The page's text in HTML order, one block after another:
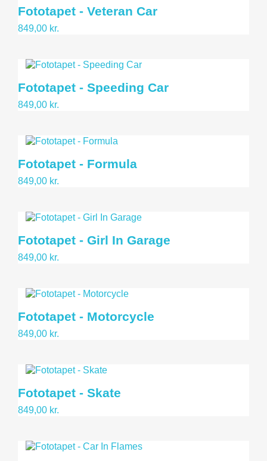
Fototapet - Veteran Car
849,00 kr.
Fototapet - Speeding Car
849,00 kr.
Fototapet - Formula
849,00 kr.
Fototapet - Girl In Garage
849,00 kr.
Fototapet - Motorcycle
849,00 kr.
Fototapet - Skate
849,00 kr.